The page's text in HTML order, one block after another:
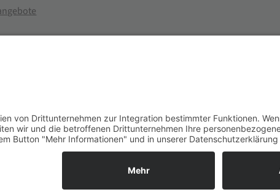
im Landhandel für hochwertige Futtermittel, Saatgut, Zuchtmittel
entsprechen dem bisherigen Preis in diesem Online-Shop.